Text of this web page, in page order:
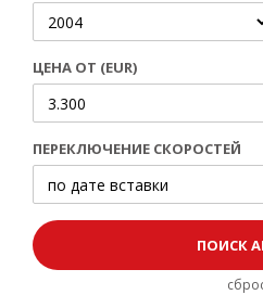
ЦЕНА ОТ (EUR)
ПЕРЕКЛЮЧЕНИЕ СКОРОСТЕЙ